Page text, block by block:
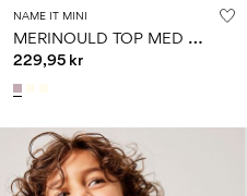
NAME IT MINI
M
ERINOULD TOP MED LANGE ÆRMER
229,95 kr